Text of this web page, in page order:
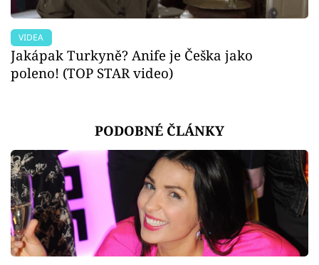
VIDEA
Jakápak Turkyně? Anife je Češka jako
poleno! (TOP STAR video)
PODOBNÉ ČLÁNKY